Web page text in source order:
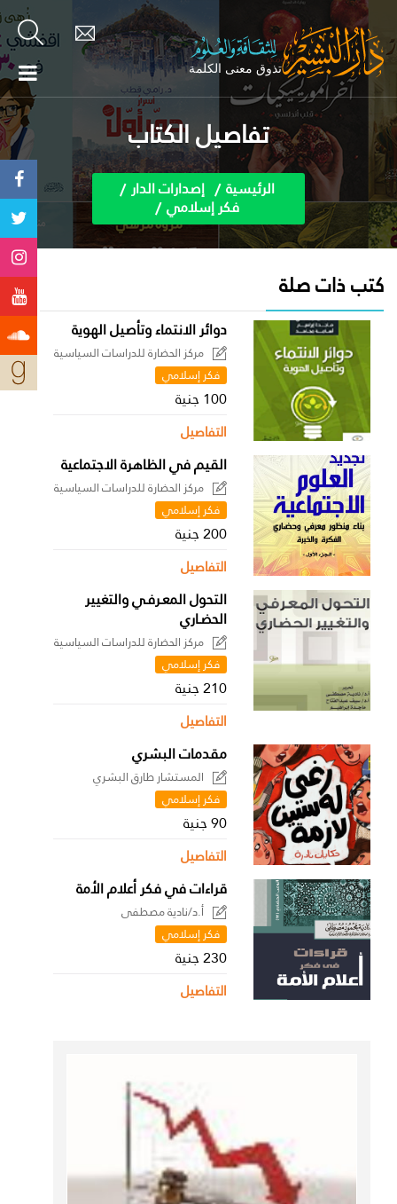
تفاصيل الكتاب
الرئيسية إصدارات الدار
فكر إسلامي
كتب ذات صلة
دوائر الانتماء وتأصيل الهوية
مركز الحضارة للدراسات السياسية
فكر إسلامي
100 جنية
التفاصيل
القيم في الظاهرة الاجتماعية
مركز الحضارة للدراسات السياسية
فكر إسلامي
200 جنية
التفاصيل
التحول المعـرفـي والتغيير
الحضـاري
مركز الحضارة للدراسات السياسية
فكر إسلامي
210 جنية
التفاصيل
مقدمات البشري
المستشار طارق البشري
فكر إسلامي
90 جنية
التفاصيل
قراءات في فكر أعلام الأمة
أ.د/نادية مصطفى
فكر إسلامي
230 جنية
التفاصيل